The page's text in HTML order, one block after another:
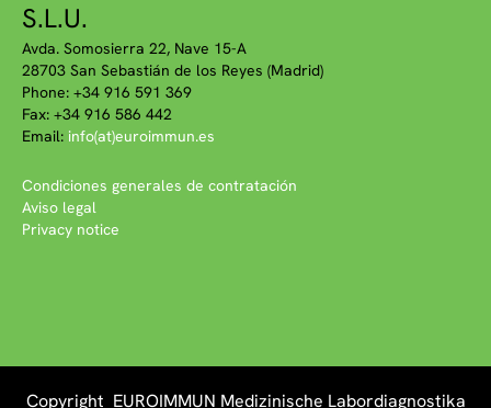
S.L.U.
Avda. Somosierra 22, Nave 15-A
28703 San Sebastián de los Reyes (Madrid)
Phone: +34 916 591 369
Fax: +34 916 586 442
Email: info(at)euroimmun.es
Condiciones generales de contratación
Aviso legal
Privacy notice
Copyright EUROIMMUN Medizinische Labordiagnostika